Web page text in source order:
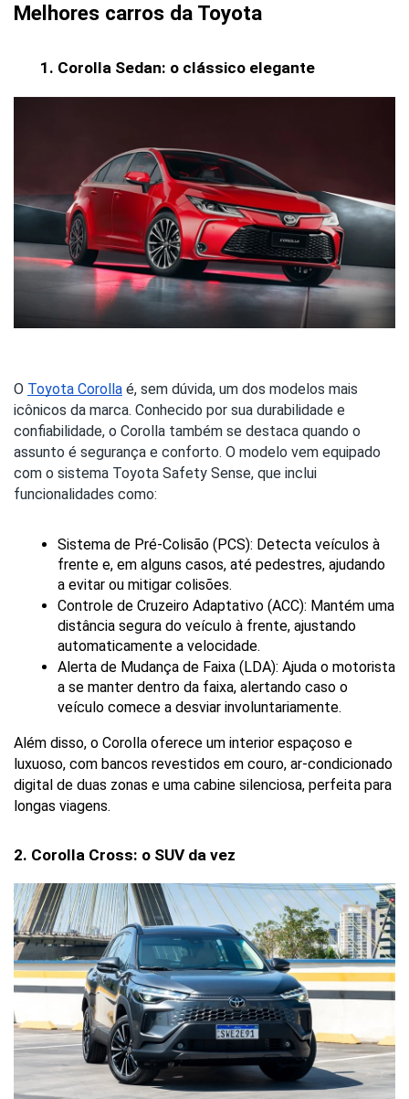
Melhores carros da Toyota
Corolla Sedan: o clássico elegante
O Toyota Corolla é, sem dúvida, um dos modelos mais
icônicos da marca. Conhecido por sua durabilidade e
confiabilidade, o Corolla também se destaca quando o
assunto é segurança e conforto. O modelo vem equipado
com o sistema Toyota Safety Sense, que inclui
funcionalidades como:
Sistema de Pré-Colisão (PCS): Detecta veículos à
frente e, em alguns casos, até pedestres, ajudando
a evitar ou mitigar colisões.
Controle de Cruzeiro Adaptativo (ACC): Mantém uma
distância segura do veículo à frente, ajustando
automaticamente a velocidade.
Alerta de Mudança de Faixa (LDA): Ajuda o motorista
a se manter dentro da faixa, alertando caso o
veículo comece a desviar involuntariamente.
Além disso, o Corolla oferece um interior espaçoso e
luxuoso, com bancos revestidos em couro, ar-condicionado
digital de duas zonas e uma cabine silenciosa, perfeita para
longas viagens.
2. Corolla Cross: o SUV da vez